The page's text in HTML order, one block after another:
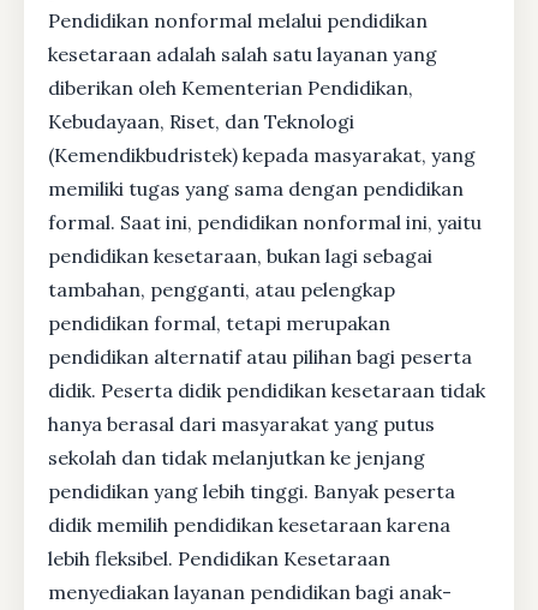
Pendidikan nonformal melalui pendidikan
kesetaraan adalah salah satu layanan yang
diberikan oleh Kementerian Pendidikan,
Kebudayaan, Riset, dan Teknologi
(Kemendikbudristek) kepada masyarakat, yang
memiliki tugas yang sama dengan pendidikan
formal. Saat ini, pendidikan nonformal ini, yaitu
pendidikan kesetaraan, bukan lagi sebagai
tambahan, pengganti, atau pelengkap
pendidikan formal, tetapi merupakan
pendidikan alternatif atau pilihan bagi peserta
didik. Peserta didik pendidikan kesetaraan tidak
hanya berasal dari masyarakat yang putus
sekolah dan tidak melanjutkan ke jenjang
pendidikan yang lebih tinggi. Banyak peserta
didik memilih pendidikan kesetaraan karena
lebih fleksibel. Pendidikan Kesetaraan
menyediakan layanan pendidikan bagi anak-